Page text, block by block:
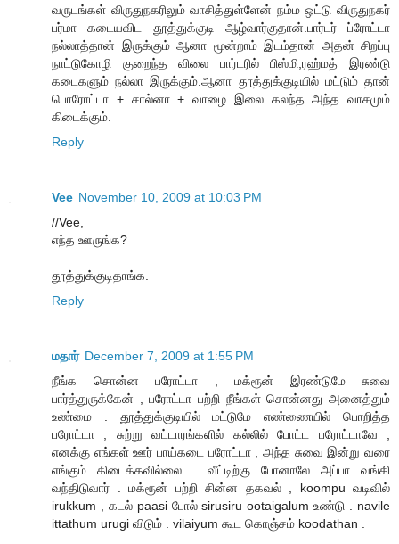
வருடங்கள் விருதுநகரிலும் வாசித்துள்ளேன் நம்ம ஒட்டு விருதுநகர்
பர்மா கடையவிட தூத்துக்குடி ஆழ்வார்குதான்.பார்டர் ப்ரோட்டா
நல்லாத்தான் இருக்கும் ஆனா மூன்றாம் இடம்தான் அதன் சிறப்பு
நாட்டுகோழி குறைந்த விலை பார்டரில் பிஸ்மி,ரஹ்மத் இரண்டு
கடைகளும் நல்லா இருக்கும்.ஆனா தூத்துக்குடியில் மட்டும் தான்
பொரோட்டா + சால்னா + வாழை இலை கலந்த அந்த வாசமும்
கிடைக்கும்.
Reply
Vee November 10, 2009 at 10:03 PM
//Vee,
எந்த ஊருங்க?
தூத்துக்குடிதாங்க.
Reply
மதார் December 7, 2009 at 1:55 PM
நீங்க சொன்ன பரோட்டா , மக்ரூன் இரண்டுமே சுவை
பார்த்துருக்கேன் , பரோட்டா பற்றி நீங்கள் சொன்னது அனைத்தும்
உண்மை . தூத்துக்குடியில் மட்டுமே எண்ணையில் பொறித்த
பரோட்டா , சுற்று வட்டாரங்களில் கல்லில் போட்ட பரோட்டாவே ,
எனக்கு எங்கள் ஊர் பாய்கடை பரோட்டா , அந்த சுவை இன்று வரை
எங்கும் கிடைக்கவில்லை . வீட்டிற்கு போனாலே அப்பா வங்கி
வந்திடுவார் . மக்ரூன் பற்றி சின்ன தகவல் , koompu வடிவில்
irukkum , கடல் paasi போல் sirusiru ootaigalum உண்டு . navile
ittathum urugi விடும் . vilaiyum கூட கொஞ்சம் koodathan .